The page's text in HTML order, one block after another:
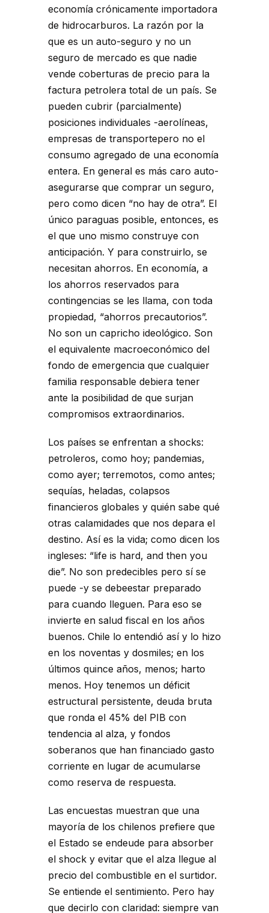
economía crónicamente importadora
de hidrocarburos. La razón por la
que es un auto-seguro y no un
seguro de mercado es que nadie
vende coberturas de precio para la
factura petrolera total de un país. Se
pueden cubrir (parcialmente)
posiciones individuales -aerolíneas,
empresas de transportepero no el
consumo agregado de una economía
entera. En general es más caro auto-
asegurarse que comprar un seguro,
pero como dicen “no hay de otra”. El
único paraguas posible, entonces, es
el que uno mismo construye con
anticipación. Y para construirlo, se
necesitan ahorros. En economía, a
los ahorros reservados para
contingencias se les llama, con toda
propiedad, “ahorros precautorios”.
No son un capricho ideológico. Son
el equivalente macroeconómico del
fondo de emergencia que cualquier
familia responsable debiera tener
ante la posibilidad de que surjan
compromisos extraordinarios.
Los países se enfrentan a shocks:
petroleros, como hoy; pandemias,
como ayer; terremotos, como antes;
sequías, heladas, colapsos
financieros globales y quién sabe qué
otras calamidades que nos depara el
destino. Así es la vida; como dicen los
ingleses: “life is hard, and then you
die”. No son predecibles pero sí se
puede -y se debeestar preparado
para cuando lleguen. Para eso se
invierte en salud fiscal en los años
buenos. Chile lo entendió así y lo hizo
en los noventas y dosmiles; en los
últimos quince años, menos; harto
menos. Hoy tenemos un déficit
estructural persistente, deuda bruta
que ronda el 45% del PIB con
tendencia al alza, y fondos
soberanos que han financiado gasto
corriente en lugar de acumularse
como reserva de respuesta.
Las encuestas muestran que una
mayoría de los chilenos prefiere que
el Estado se endeude para absorber
el shock y evitar que el alza llegue al
precio del combustible en el surtidor.
Se entiende el sentimiento. Pero hay
que decirlo con claridad: siempre van